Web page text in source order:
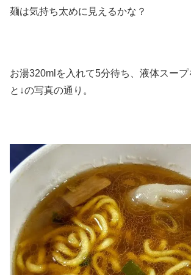
麺は気持ち太めに見えるかな？
お湯320mlを入れて5分待ち、液体スープ
と↓の写真の通り。